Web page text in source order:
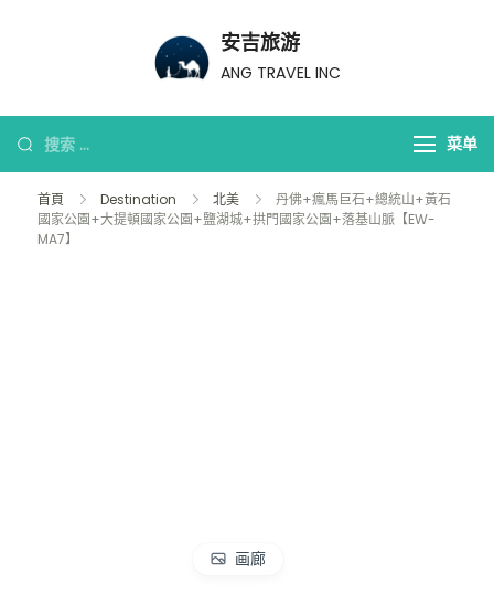
安吉旅游
ANG TRAVEL INC
菜单
首頁 Destination 北美
丹佛+瘋馬巨石+總統山+黃石
國家公園+大提頓國家公園+鹽湖城+拱門國家公園+落基山脈【EW-
MA7】
画廊